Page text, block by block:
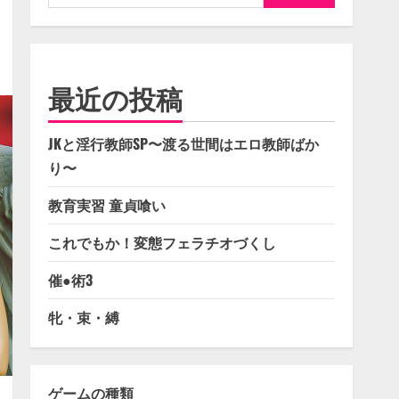
索:
最近の投稿
JKと淫行教師SP〜渡る世間はエロ教師ばか
り〜
教育実習 童貞喰い
これでもか！変態フェラチオづくし
催●術3
牝・束・縛
ゲームの種類